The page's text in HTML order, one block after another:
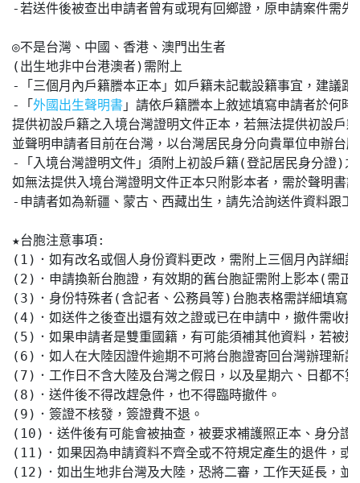
-若送件後被查出申請者曾有或現有回鄉證，原申請案件需
◎不是台灣、中國、香港、澳門出生者
(出生地非中台港澳者)需附上
-「三個月內戶籍謄本正本」如戶籍未記載設籍事宜，建議跟
-「外國出生聲明書 」請依戶籍謄本上敘述填寫申請者於
提供初設戶籍之入境台灣證明文件正本，若無法提供初設戶
並聲明申請者目前在台灣，以台灣居民身分向貴單位申辦台
-「入境台灣證明文件」須附上初設戶籍(登記居民身分證)
如無法提供入境台灣證明文件正本只附影本者，需於聲明書
-申請者如為新疆、蒙古、西藏出生，請先洽詢送件資料跟工
★台胞注意事項:
(1)．如有改名或個人身份資料更改，需附上三個月內詳細
(2)．申請換新台胞證，有效期的舊台胞証需附上影本(需正
(3)．身份特殊者(含記者、公務員等)台胞表格需詳細填寫
(4)．如送件之後查出還有效之證或已在申請中，撤件需收
(5)．如果申請者是雙重國籍，有可能須補其他資料，若被
(6)．如人在大陸因證件逾期不可將台胞證寄回台灣辦理新證
(7)．工作日不含大陸及台灣之假日，以及星期六、日都不
(8)．送件後不得改趕急件，也不得臨時撤件。
(9)．簽證不核發，簽證費不退。
(10)．送件後有可能會被抽查，被要求補護照正本、身分證
(11)．如果因為申請資料不齊全或不符規定產生的退件，或
(12)．如出生地非台灣及大陸，恐將二審，工作天延長，並